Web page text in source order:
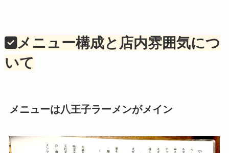
メニュー構成と店内雰囲気につ
いて
メニューは八王子ラーメンがメイン